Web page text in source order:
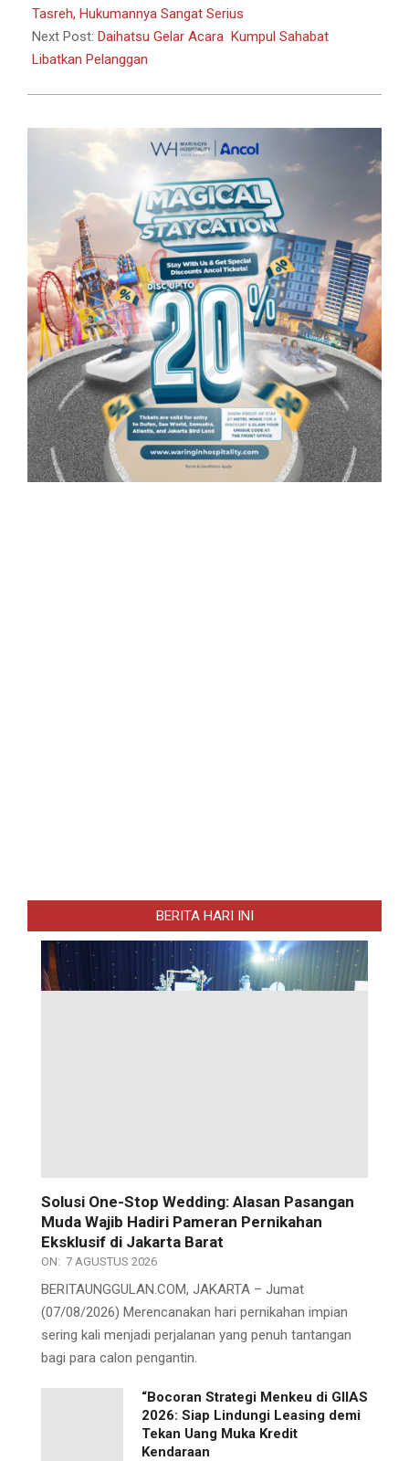
03
Tasreh, Hukumannya Sangat Serius
Next Post: Daihatsu Gelar Acara Kumpul Sahabat
Libatkan Pelanggan
BERITA HARI INI
Solusi One-Stop Wedding: Alasan Pasangan
Muda Wajib Hadiri Pameran Pernikahan
Eksklusif di Jakarta Barat
ON: 7 AGUSTUS 2026
BERITAUNGGULAN.COM, JAKARTA – Jumat
(07/08/2026) Merencanakan hari pernikahan impian
sering kali menjadi perjalanan yang penuh tantangan
bagi para calon pengantin.
“Bocoran Strategi Menkeu di GIIAS
2026: Siap Lindungi Leasing demi
Tekan Uang Muka Kredit
Kendaraan